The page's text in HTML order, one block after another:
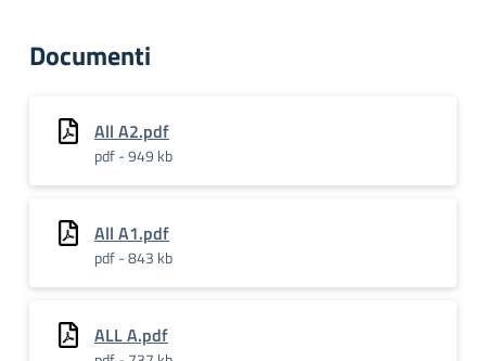
Documenti
All A2.pdf
pdf - 949 kb
All A1.pdf
pdf - 843 kb
ALL A.pdf